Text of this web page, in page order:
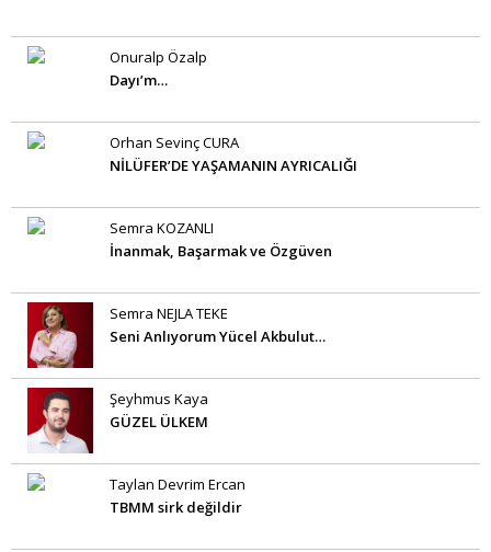
Onuralp Özalp
Dayı’m…
Orhan Sevinç CURA
NİLÜFER’DE YAŞAMANIN AYRICALIĞI
Semra KOZANLI
İnanmak, Başarmak ve Özgüven
Semra NEJLA TEKE
Seni Anlıyorum Yücel Akbulut…
Şeyhmus Kaya
GÜZEL ÜLKEM
Taylan Devrim Ercan
TBMM sirk değildir